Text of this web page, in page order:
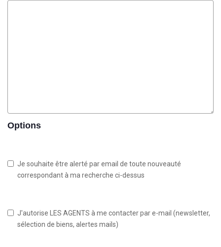
Options
Je souhaite être alerté par email de toute nouveauté
correspondant à ma recherche ci-dessus
J'autorise LES AGENTS à me contacter par e-mail (newsletter,
sélection de biens, alertes mails)